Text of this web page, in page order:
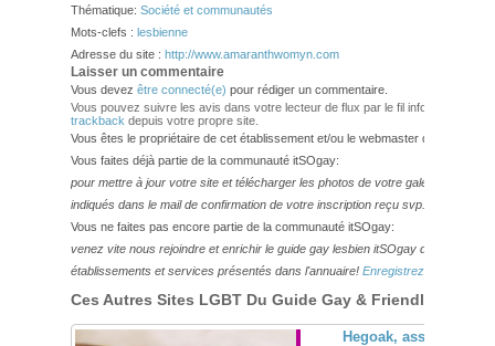
Thématique: Société et communautés
Mots-clefs : lesbienne
Adresse du site : http://www.amaranthwomyn.com
Laisser un commentaire
Vous devez être connecté(e) pour rédiger un commentaire.
Vous pouvez suivre les avis dans votre lecteur de flux par le fil info
trackback depuis votre propre site.
Vous êtes le propriétaire de cet établissement et/ou le webmaster de ce site?
Vous faites déjà partie de la communauté itSOgay:
pour mettre à jour votre site et télécharger les photos de votre galerie,
indiqués dans le mail de confirmation de votre inscription reçu svp.
Vous ne faites pas encore partie de la communauté itSOgay:
venez vite nous rejoindre et enrichir le guide gay lesbien itSOgay de vos
établissements et services présentés dans l'annuaire! Enregistrez-vous ici!
Ces Autres Sites LGBT Du Guide Gay & Friendly
Hegoak, association